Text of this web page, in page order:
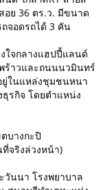
อย 36 ตร.ว. มีขนาด
จอดรถได้ 3 คัน
ใจกลางแฮปปี้แลนด์
ร้าวและถนนนวมินทร์
ยู่ในแหล่งชุมชนหนา
รกิจ โดยตำแหน่ง
บางกะปิ
จริงล่วงหน้า)
วันนา โรงพยาบาล